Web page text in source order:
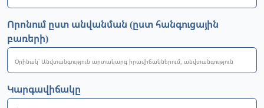
Որոնում ըստ անվանման (ըստ հանգուցային
բառերի)
Կարգավիճակը